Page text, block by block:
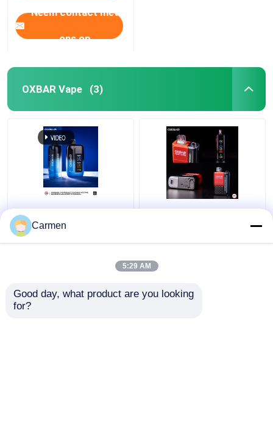
Neem contact met
ons op
OXBAR Vape (3)
OXBAR ICE NIC 35000
Puffs Wegwerp Vape
Dual Mesh Coil 17
Neem contact met
OXBAR MAGIC MAZE2
90*53*23mm Grootte
Neem contact met
Carmen
5:29 AM
Good day, what product are you looking
for?